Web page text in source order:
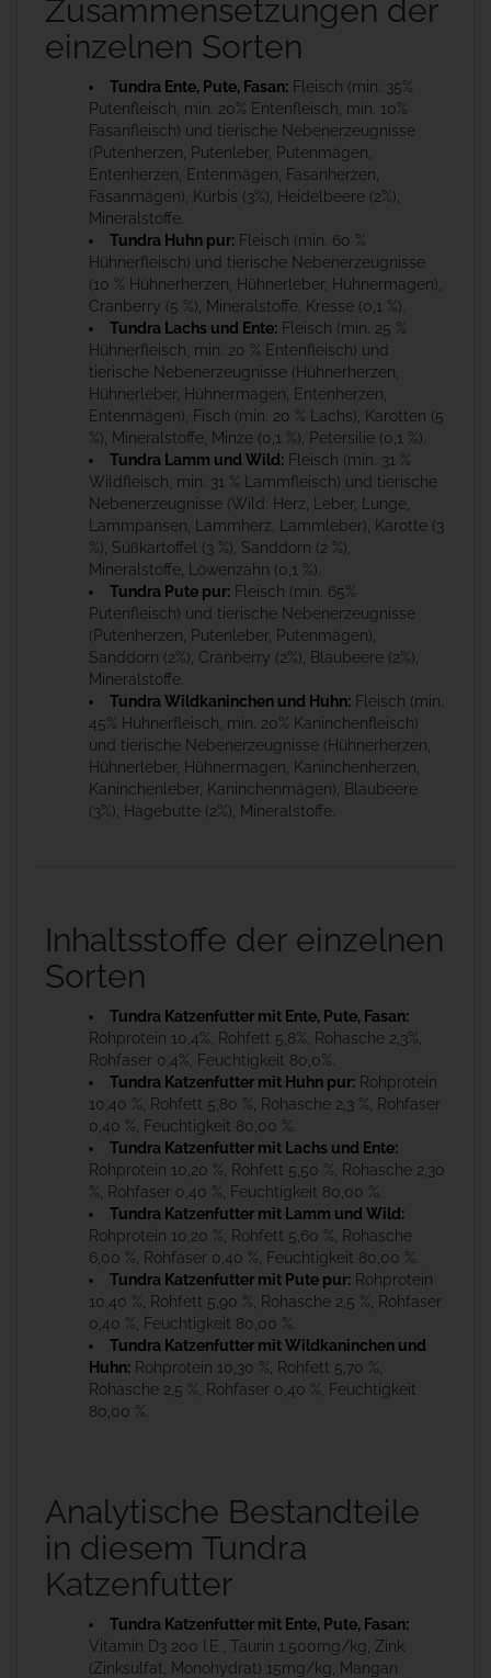
Zusammensetzungen der
einzelnen Sorten
Tundra Ente, Pute, Fasan: Fleisch (min. 35%
Putenfleisch, min. 20% Entenfleisch, min. 10%
Fasanfleisch) und tierische Nebenerzeugnisse
(Putenherzen, Putenleber, Putenmägen,
Entenherzen, Entenmägen, Fasanherzen,
Fasanmägen), Kürbis (3%), Heidelbeere (2%),
Mineralstoffe.
Tundra Huhn pur: Fleisch (min. 60 %
Hühnerfleisch) und tierische Nebenerzeugnisse
(10 % Hühnerherzen, Hühnerleber, Hühnermagen),
Cranberry (5 %), Mineralstoffe, Kresse (0,1 %).
Tundra Lachs und Ente: Fleisch (min. 25 %
Hühnerfleisch, min. 20 % Entenfleisch) und
tierische Nebenerzeugnisse (Hühnerherzen,
Hühnerleber, Hühnermagen, Entenherzen,
Entenmägen), Fisch (min. 20 % Lachs), Karotten (5
%), Mineralstoffe, Minze (0,1 %), Petersilie (0,1 %).
Tundra Lamm und Wild: Fleisch (min. 31 %
Wildfleisch, min. 31 % Lammfleisch) und tierische
Nebenerzeugnisse (Wild: Herz, Leber, Lunge,
Lammpansen, Lammherz, Lammleber), Karotte (3
%), Süßkartoffel (3 %), Sanddorn (2 %),
Mineralstoffe, Löwenzahn (0,1 %).
Tundra Pute pur: Fleisch (min. 65%
Putenfleisch) und tierische Nebenerzeugnisse
(Putenherzen, Putenleber, Putenmägen),
Sanddorn (2%), Cranberry (2%), Blaubeere (2%),
Mineralstoffe.
Tundra Wildkaninchen und Huhn: Fleisch (min.
45% Hühnerfleisch, min. 20% Kaninchenfleisch)
und tierische Nebenerzeugnisse (Hühnerherzen,
Hühnerleber, Hühnermagen, Kaninchenherzen,
Kaninchenleber, Kaninchenmägen), Blaubeere
(3%), Hagebutte (2%), Mineralstoffe.
Inhaltsstoffe der einzelnen
Sorten
Tundra Katzenfutter mit Ente, Pute, Fasan:
Rohprotein 10,4%, Rohfett 5,8%, Rohasche 2,3%,
Rohfaser 0,4%, Feuchtigkeit 80,0%.
Tundra Katzenfutter mit Huhn pur: Rohprotein
10,40 %, Rohfett 5,80 %, Rohasche 2,3 %, Rohfaser
0,40 %, Feuchtigkeit 80,00 %.
Tundra Katzenfutter mit Lachs und Ente:
Rohprotein 10,20 %, Rohfett 5,50 %, Rohasche 2,30
%, Rohfaser 0,40 %, Feuchtigkeit 80,00 %.
Tundra Katzenfutter mit Lamm und Wild:
Rohprotein 10,20 %, Rohfett 5,60 %, Rohasche
6,00 %, Rohfaser 0,40 %, Feuchtigkeit 80,00 %.
Tundra Katzenfutter mit Pute pur: Rohprotein
10,40 %, Rohfett 5,90 %, Rohasche 2,5 %, Rohfaser
0,40 %, Feuchtigkeit 80,00 %.
Tundra Katzenfutter mit Wildkaninchen und
Huhn: Rohprotein 10,30 %, Rohfett 5,70 %,
Rohasche 2,5 %, Rohfaser 0,40 %, Feuchtigkeit
80,00 %.
Analytische Bestandteile
in diesem Tundra
Katzenfutter
Tundra Katzenfutter mit Ente, Pute, Fasan:
Vitamin D3 200 I.E., Taurin 1.500mg/kg, Zink
(Zinksulfat, Monohydrat) 15mg/kg, Mangan